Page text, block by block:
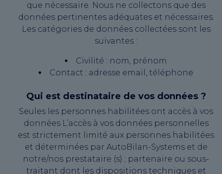
que nécessaire. Nous ne collectons que des
données pertinentes adéquates et nécessaires.
Les catégories de données collectées sont les
suivantes :
Civilité : nom, prénom
Contact : adresse email, téléphone
Qui est destinataire de vos données ?
Seules les personnes habilitées ont accès à vos
données L’accès à vos données personnelles
est strictement limité aux personnes habilitées
et déterminées par AutoBilan-Systems et de
notre/nos prestataire (s) ; partenaire ou sous-
traitant dont les dispositions techniques et